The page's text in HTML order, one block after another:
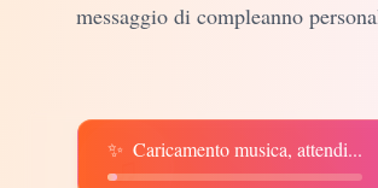
messaggio di compleanno
♫
✨ Caricamento musica, attendi...